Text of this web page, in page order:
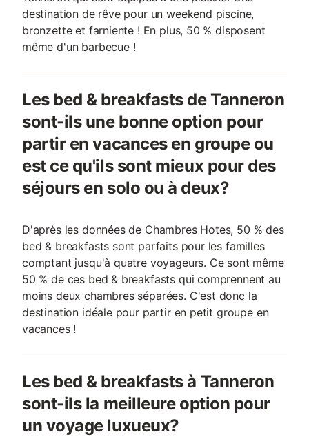
destination de rêve pour un weekend piscine,
bronzette et farniente ! En plus, 50 % disposent
même d'un barbecue !
Les bed & breakfasts de Tanneron
sont-ils une bonne option pour
partir en vacances en groupe ou
est ce qu'ils sont mieux pour des
séjours en solo ou à deux?
D'après les données de Chambres Hotes, 50 % des
bed & breakfasts sont parfaits pour les familles
comptant jusqu'à quatre voyageurs. Ce sont même
50 % de ces bed & breakfasts qui comprennent au
moins deux chambres séparées. C'est donc la
destination idéale pour partir en petit groupe en
vacances !
Les bed & breakfasts à Tanneron
sont-ils la meilleure option pour
un voyage luxueux?